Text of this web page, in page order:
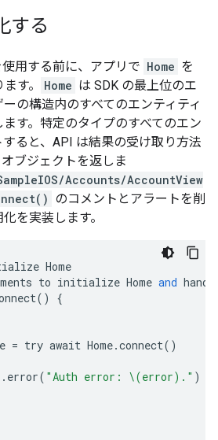
する
用する前に、アプリで Home を
す。
Home は SDK の最上位のエ
の構造内のすべてのエンティティ
す。特定のタイプのすべてのエン
ると、API は結果の受け取り方法
オブジェクトを返しま
Accounts/AccountView
のコメントとアラートを削
を実装します。
Home
to initialize Home and
()
{
= try await Home.connect()
. error( "Auth error: \(error)." )